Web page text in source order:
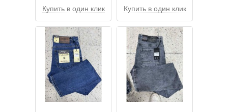
Купить
Купить в один клик
Купить
Купить в один клик